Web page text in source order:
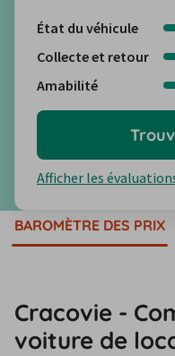
État du véhicule
Collecte et retour
Amabilité
Afficher les
BAROMÈTRE DES PRIX
Cracovie -
voiture de